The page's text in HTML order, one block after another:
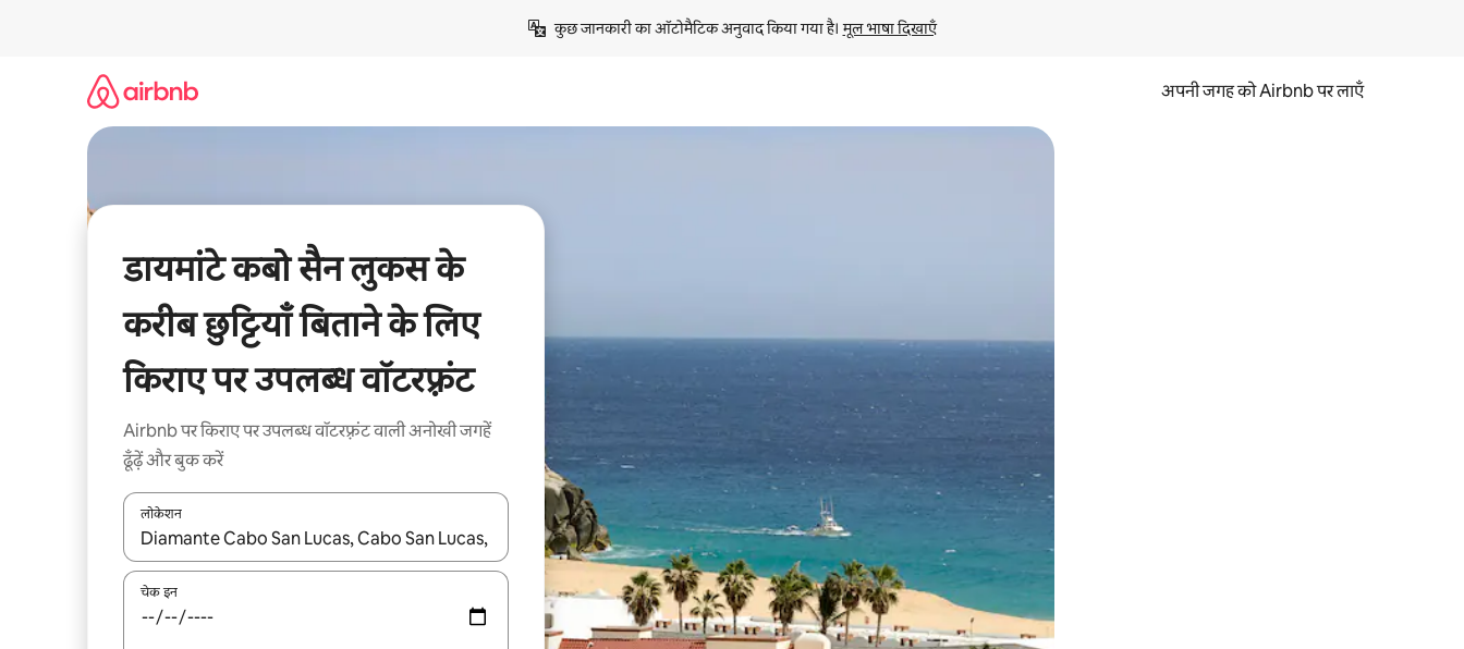
कुछ जानकारी का ऑटोमैटिक अनुवाद किया गया है। मूल भाषा दिखाएँ
अपनी जगह को Airbnb पर लाएँ
डायमांटे कबो सैन लुकस के
करीब छुट्टियाँ बिताने के लिए
किराए पर उपलब्ध वॉटरफ़्रंट
Airbnb पर किराए पर उपलब्ध वॉटरफ़्रंट वाली अनोखी जगहें
ढूँढ़ें और बुक करें
लोकेशन
नतीजों के उपलब्ध होने पर, अप और डाउन 'ऐरो की' का इस्तेमाल करके नेविगेट करें या टच या फिर स्वाइप जेस्चर का इस्तेमाल करके एक्सप्लोर करें।
चेक इन